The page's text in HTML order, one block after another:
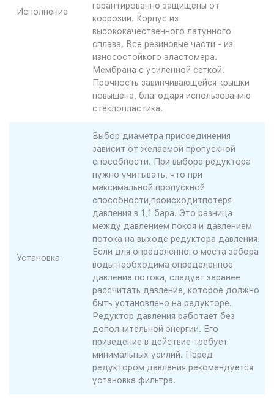
Исполнение
гарантированно защищены от
коррозии. Корпус из
высококачественного латунного
сплава. Все резиновые части - из
износостойкого эластомера.
Мембрана с усиленной сеткой.
Прочность завинчивающейся крышки
повышена, благодаря использованию
стеклопластика.
Установка
Выбор диаметра присоединения
зависит от желаемой пропускной
способности. При выборе редуктора
нужно учитывать, что при
максимальной пропускной
способности,происходитпотеря
давления в 1,1 бара. Это разница
между давлением покоя и давлением
потока на выходе редуктора давления.
Если для определенного места забора
воды необходима определенное
давление потока, следует заранее
рассчитать давление, которое должно
быть установлено на редукторе.
Редуктор давления работает без
дополнительной энергии. Его
приведение в действие требует
минимальных усилий. Перед
редуктором давления рекомендуется
установка фильтра.